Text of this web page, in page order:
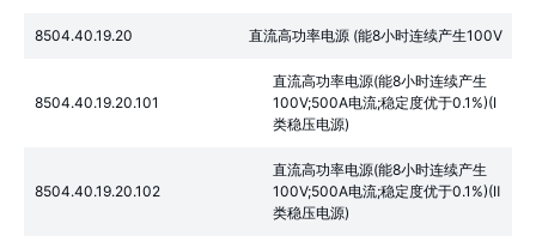
8504.40.19.20 直流高功率电源 (能8小时连续产生100V
8504.40.19.20.101
直流高功率电源(能8小时连续产生
100V;500A电流;稳定度优于0.1%)(Ⅰ
类稳压电源)
8504.40.19.20.102
直流高功率电源(能8小时连续产生
100V;500A电流;稳定度优于0.1%)(Ⅱ
类稳压电源)